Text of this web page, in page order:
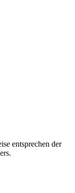
entsprechen der